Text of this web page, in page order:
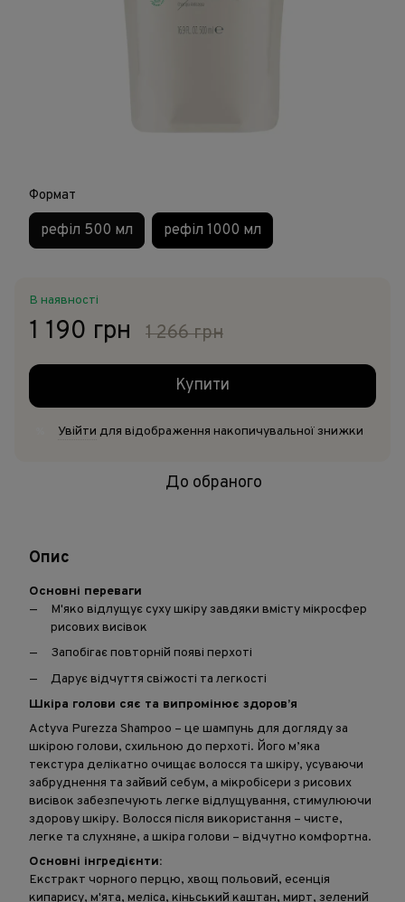
Формат
рефіл 500 мл рефіл 1000 мл
В наявності
1 190 грн 1 266 грн
Купити
Увійти для відображення накопичувальної знижки
До обраного
Опис
Основні переваги
М'яко відлущує суху шкіру завдяки вмісту мікросфер
рисових висівок
Запобігає повторній появі перхоті
Дарує відчуття свіжості та легкості
Шкіра голови сяє та випромінює здоров’я
Actyva Purezza Shampoo – це шампунь для догляду за
шкірою голови, схильною до перхоті. Його м’яка
текстура делікатно очищає волосся та шкіру, усуваючи
забруднення та зайвий себум, а мікробісери з рисових
висівок забезпечують легке відлущування, стимулюючи
здорову шкіру. Волосся після використання – чисте,
легке та слухняне, а шкіра голови – відчутно комфортна.
Основні інгредієнти:
Екстракт чорного перцю, хвощ польовий, есенція
кипарису, м'ята, меліса, кіньський каштан, мирт, зелений